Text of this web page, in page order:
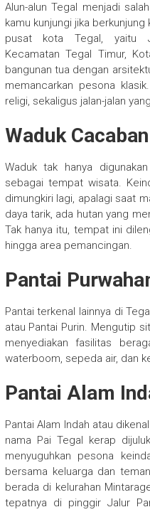
Alun-alun Tegal menjadi
kamu kunjungi jika
pusat kota Tegal, yaitu
Kecamatan Tegal Timur,
bangunan tua dengan
memancarkan pesona
religi, sekaligus jalan-jalan
Waduk Cacaban
Waduk tak hanya
sebagai tempat wisata.
dimungkiri lagi, apalagi saat
daya tarik, ada hutan yang
Tak hanya itu, tempat ini
hingga area pemancingan.
Pantai
Pantai terkenal lainnya di
atau Pantai Purin. Mengutip
menyediakan fasilitas
waterboom, sepeda air, dan
Pantai Alam
Pantai Alam Indah atau
nama Pai Tegal kerap
menyuguhkan pesona
bersama keluarga dan
berada di kelurahan
tepatnya di pinggir Jalur